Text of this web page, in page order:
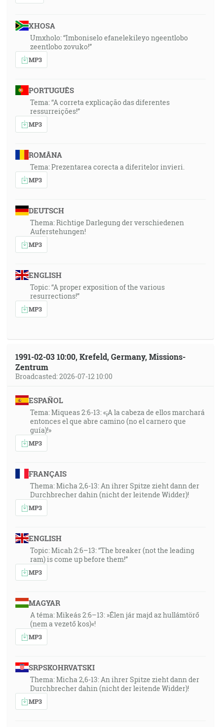
XHOSA
Umxholo: “Imboniselo efanelekileyo ngeentlobo
zeentlobo zovuko!”
MP3
PORTUGUÊS
Tema: “A correta explicação das diferentes
ressurreições!”
MP3
ROMÂNA
Tema: Prezentarea corecta a diferitelor invieri.
MP3
DEUTSCH
Thema: Richtige Darlegung der verschiedenen
Auferstehungen!
MP3
ENGLISH
Topic: “A proper exposition of the various
resurrections!”
MP3
1991-02-03 10:00, Krefeld, Germany, Missions-
Zentrum
Broadcasted: 2026-07-12 10:00
ESPAÑOL
Tema: Miqueas 2:6-13: «¡A la cabeza de ellos marchará
entonces el que abre camino (no el carnero que
guía)!»
MP3
FRANÇAIS
Thema: Micha 2,6-13: An ihrer Spitze zieht dann der
Durchbrecher dahin (nicht der leitende Widder)!
MP3
ENGLISH
Topic: Micah 2:6–13: “The breaker (not the leading
ram) is come up before them!”
MP3
MAGYAR
A téma: Mikeás 2:6–13: »Élen jár majd az hullámtörő
(nem a vezető kos)«!
MP3
SRPSKOHRVATSKI
Thema: Micha 2,6-13: An ihrer Spitze zieht dann der
Durchbrecher dahin (nicht der leitende Widder)!
MP3